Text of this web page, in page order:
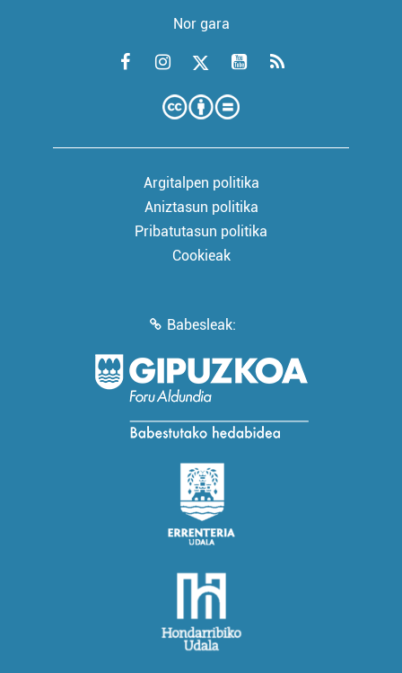
Nor gara
Argitalpen politika
Aniztasun politika
Pribatutasun politika
Cookieak
Babesleak: